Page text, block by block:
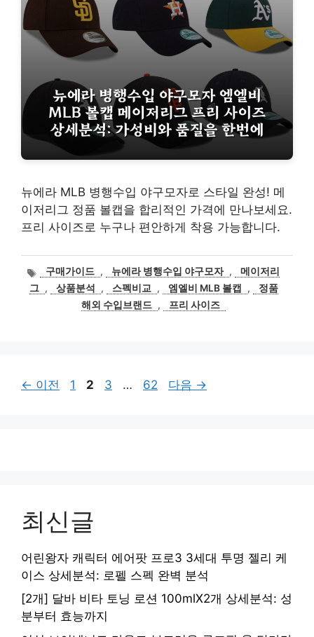
뉴에라 MLB 병행수입 야구모자로 스타일 완성! 메
이저리그 정품 볼캡을 합리적인 가격에 만나보세요.
프리 사이즈로 누구나 편안하게 착용 가능합니다.
태구매가이드 , 뉴에라 병행수입 야구모자 ,
메이저리
그 , 상품분석 , 스펙비교 , 엠엘비 MLB 볼캡 ,
정품
해외 수입브랜드 , 프리 사이즈
← 이전
페
1
페
2
페
3 …
페
62 다음 →
최신글
어린왕자 캐릭터 에어팟 프로3 3세대 투명 젤리 케
이스 상세분석: 로펠 스펙 완벽 분석
[2개] 달바 비타 토닝 로션 100mlX2개 상세분석: 성
분부터 효능까지